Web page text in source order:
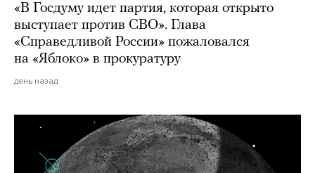
«В Госдуму идет партия, которая открыто
выступает против СВО». Глава
«Справедливой России» пожаловался
на «Яблоко» в прокуратуру
день назад